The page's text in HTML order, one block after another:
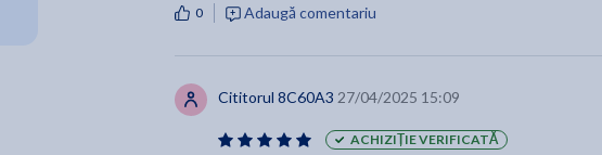
0 Adaugă comentariu
Cititorul 8C60A3 27/04/2025 15:09
ACHIZIȚIE VERIFICATĂ